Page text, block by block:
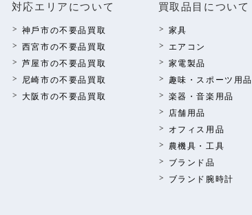
対応エリアについて
神⼾市の不要品買取
西宮市の不要品買取
芦屋市の不要品買取
尼崎市の不要品買取
⼤阪市の不要品買取
買取品⽬について
家具
エアコン
家電製品
趣味・スポーツ⽤品
楽器・⾳楽⽤品
店舗⽤品
オフィス⽤品
農機具・⼯具
ブランド品
ブランド腕時計